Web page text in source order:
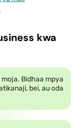
kwa
Bidhaa mpya
bei, au oda